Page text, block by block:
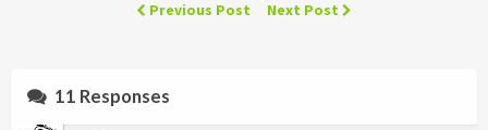
Previous Post Next Post
11 Responses